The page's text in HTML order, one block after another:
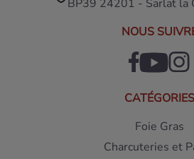
BP39 24201 - Sarlat la
NOUS
CATÉGORIES
Foie Gras
Charcuteries et